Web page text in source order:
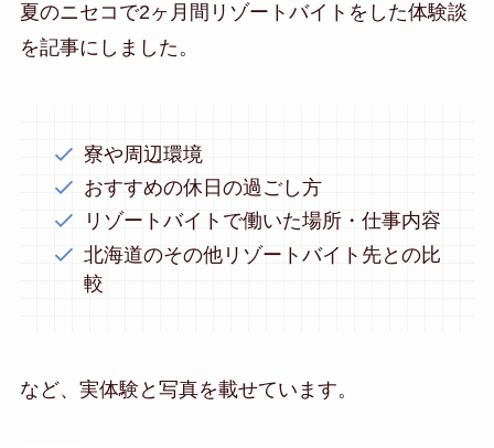
夏のニセコで2ヶ月間リゾートバイトをした体験談
を記事にしました。
寮や周辺環境
おすすめの休日の過ごし方
リゾートバイトで働いた場所・仕事内容
北海道のその他リゾートバイト先との比
較
など、実体験と写真を載せています。